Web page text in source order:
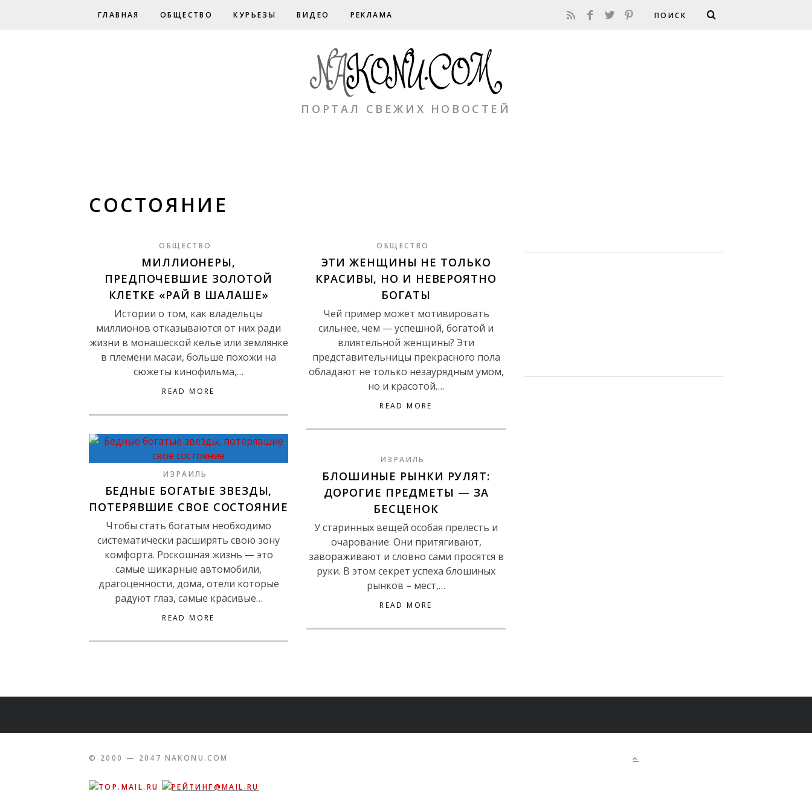
ГЛАВНАЯ ОБЩЕСТВО КУРЬЕЗЫ ВИДЕО РЕКЛАМА
ПОРТАЛ СВЕЖИХ НОВОСТЕЙ
СОСТОЯНИЕ
ОБЩЕСТВО
МИЛЛИОНЕРЫ,
ПРЕДПОЧЕВШИЕ ЗОЛОТОЙ
КЛЕТКЕ «РАЙ В ШАЛАШЕ»
Истории о том, как владельцы
миллионов отказываются от них ради
жизни в монашеской келье или землянке
в племени масаи, больше похожи на
сюжеты кинофильма,…
READ MORE
ОБЩЕСТВО
ЭТИ ЖЕНЩИНЫ НЕ ТОЛЬКО
КРАСИВЫ, НО И НЕВЕРОЯТНО
БОГАТЫ
Чей пример может мотивировать
сильнее, чем — успешной, богатой и
влиятельной женщины? Эти
представительницы прекрасного пола
обладают не только незаурядным умом,
но и красотой….
READ MORE
ИЗРАИЛЬ
БЕДНЫЕ БОГАТЫЕ ЗВЕЗДЫ,
ПОТЕРЯВШИЕ СВОЕ СОСТОЯНИЕ
Чтобы стать богатым необходимо
систематически расширять свою зону
комфорта. Роскошная жизнь — это
самые шикарные автомобили,
драгоценности, дома, отели которые
радуют глаз, самые красивые…
READ MORE
ИЗРАИЛЬ
БЛОШИНЫЕ РЫНКИ РУЛЯТ:
ДОРОГИЕ ПРЕДМЕТЫ — ЗА
БЕСЦЕНОК
У старинных вещей особая прелесть и
очарование. Они притягивают,
завораживают и словно сами просятся в
руки. В этом секрет успеха блошиных
рынков – мест,…
READ MORE
© 2000 — 2047 NAKONU.COM